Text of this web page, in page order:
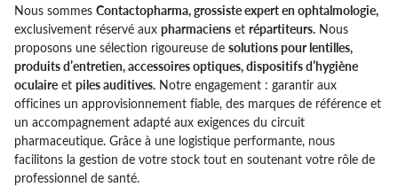
Nous sommes Contactopharma, grossiste expert en ophtalmologie,
exclusivement réservé aux pharmaciens et répartiteurs. Nous
proposons une sélection rigoureuse de solutions pour lentilles,
produits d’entretien, accessoires optiques, dispositifs d’hygiène
oculaire et piles auditives. Notre engagement : garantir aux
officines un approvisionnement fiable, des marques de référence et
un accompagnement adapté aux exigences du circuit
pharmaceutique. Grâce à une logistique performante, nous
facilitons la gestion de votre stock tout en soutenant votre rôle de
professionnel de santé.